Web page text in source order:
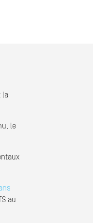
la
le
au